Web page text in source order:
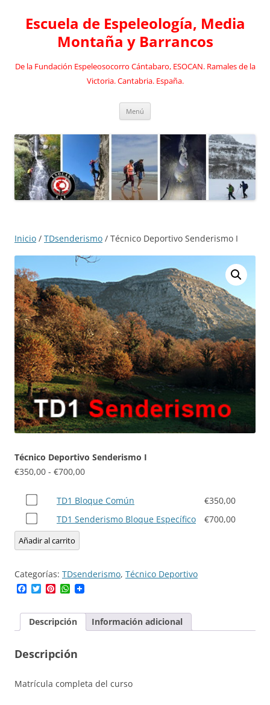
contenido
Escuela de Espeleología, Media
Montaña y Barrancos
De la Fundación Espeleosocorro Cántabaro, ESOCAN. Ramales de la
Victoria. Cantabria. España.
Menú
Inicio / TDsenderismo / Técnico Deportivo Senderismo I
Técnico Deportivo Senderismo I
€350,00 - €700,00Rango
precios:
desde
Compra
uno
de
TD1
Común
por
TD1 Bloque Común €350,00
Compra
uno
de
Senderismo
Bloque
por
TD1 Senderismo Bloque Específico €700,00
Añadir al carrito
Categorías: TDsenderismo, Técnico Deportivo
Facebook
TwitterPinterestWhatsApp
Descripción Información adicional
Descripción
Matrícula completa del curso